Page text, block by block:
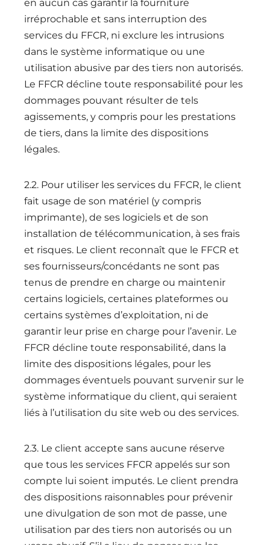
en aucun cas garantir la fourniture
irréprochable et sans interruption des
services du FFCR, ni exclure les intrusions
dans le système informatique ou une
utilisation abusive par des tiers non autorisés.
Le FFCR décline toute responsabilité pour les
dommages pouvant résulter de tels
agissements, y compris pour les prestations
de tiers, dans la limite des dispositions
légales.
2.2. Pour utiliser les services du FFCR, le client
fait usage de son matériel (y compris
imprimante), de ses logiciels et de son
installation de télécommunication, à ses frais
et risques. Le client reconnaît que le FFCR et
ses fournisseurs/concédants ne sont pas
tenus de prendre en charge ou maintenir
certains logiciels, certaines plateformes ou
certains systèmes d’exploitation, ni de
garantir leur prise en charge pour l’avenir. Le
FFCR décline toute responsabilité, dans la
limite des dispositions légales, pour les
dommages éventuels pouvant survenir sur le
système informatique du client, qui seraient
liés à l’utilisation du site web ou des services.
2.3. Le client accepte sans aucune réserve
que tous les services FFCR appelés sur son
compte lui soient imputés. Le client prendra
des dispositions raisonnables pour prévenir
une divulgation de son mot de passe, une
utilisation par des tiers non autorisés ou un
Home
Schedules
Artists
Location
About
Fort Mason Center San Fancisco, CA